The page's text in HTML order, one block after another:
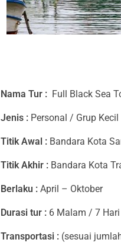
L
C
K
S
E
Nama Tur :Full Black Sea
Jenis :Personal / Grup Kecil
Titik Awal :Bandara Kota
Titik Akhir :Bandara Kota
Berlaku :April – Oktober
Durasi tur :6 Malam / 7 Hari
Transportasi :(sesuai